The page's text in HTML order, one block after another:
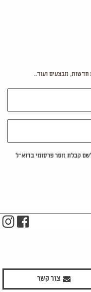
חדשות, מבצעים ועוד..
קבלת מסר פרסומי בדוא"ל
צור קשר